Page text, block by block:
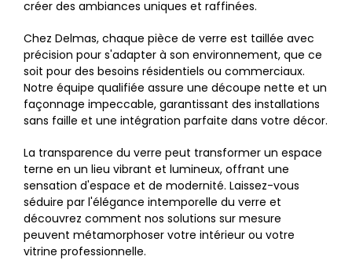
créer des ambiances uniques et raffinées.
Chez Delmas, chaque pièce de verre est taillée avec
précision pour s'adapter à son environnement, que ce
soit pour des besoins résidentiels ou commerciaux.
Notre équipe qualifiée assure une découpe nette et un
façonnage impeccable, garantissant des installations
sans faille et une intégration parfaite dans votre décor.
La transparence du verre peut transformer un espace
terne en un lieu vibrant et lumineux, offrant une
sensation d'espace et de modernité. Laissez-vous
séduire par l'élégance intemporelle du verre et
découvrez comment nos solutions sur mesure
peuvent métamorphoser votre intérieur ou votre
vitrine professionnelle.